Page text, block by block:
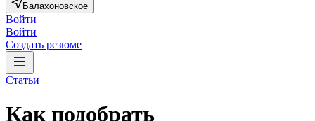
Балахоновское
Войти
Войти
Создать резюме
Статьи
Как подобрать